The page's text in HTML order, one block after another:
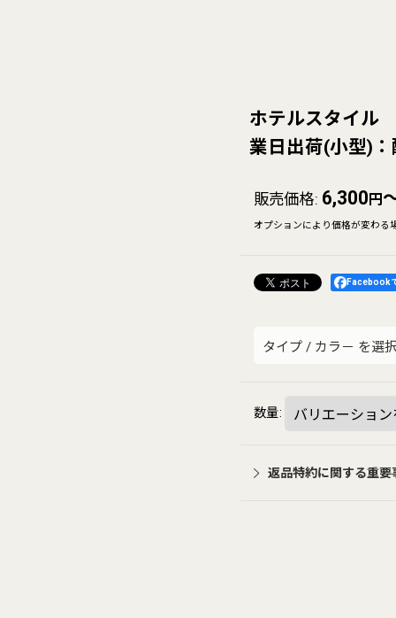
ホテルスタイル
業日出荷(小型)
販売価格: 6,300 円
オプションにより価格が変わる
Facebook
タイプ / カラ－ を選
数量:
返品特約に関する重要